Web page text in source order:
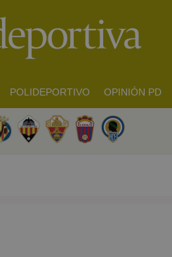
POLIDEPORTIVO OPINIÓN PD